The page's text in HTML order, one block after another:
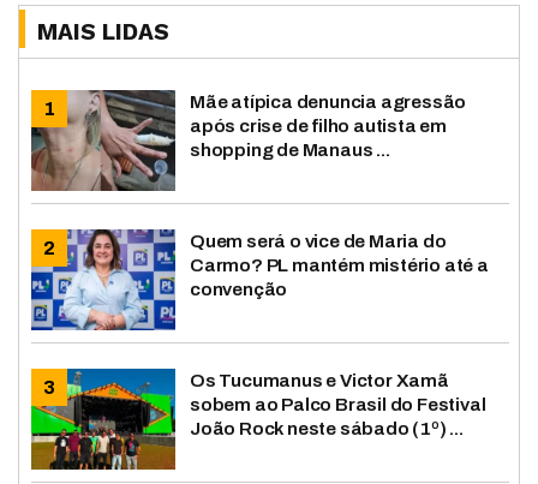
MAIS LIDAS
Mãe atípica denuncia agressão
após crise de filho autista em
shopping de Manaus ...
Quem será o vice de Maria do
Carmo? PL mantém mistério até a
convenção
Os Tucumanus e Victor Xamã
sobem ao Palco Brasil do Festival
João Rock neste sábado (1º) ...